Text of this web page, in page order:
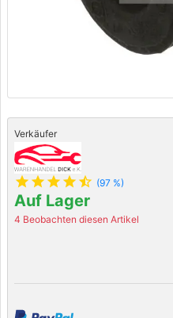
Verkäufer
star star star star star_half (97 %)
Auf Lager
4 Beobachten diesen Artikel